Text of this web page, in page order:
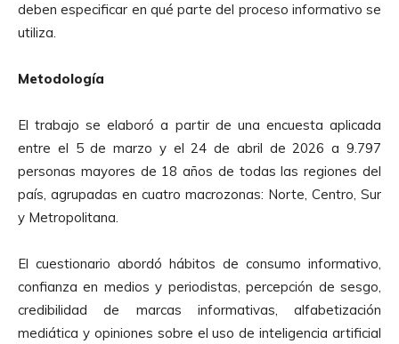
deben especificar en qué parte del proceso informativo se
utiliza.
Metodología
El trabajo se elaboró a partir de una encuesta aplicada
entre el 5 de marzo y el 24 de abril de 2026 a 9.797
personas mayores de 18 años de todas las regiones del
país, agrupadas en cuatro macrozonas: Norte, Centro, Sur
y Metropolitana.
El cuestionario abordó hábitos de consumo informativo,
confianza en medios y periodistas, percepción de sesgo,
credibilidad de marcas informativas, alfabetización
mediática y opiniones sobre el uso de inteligencia artificial